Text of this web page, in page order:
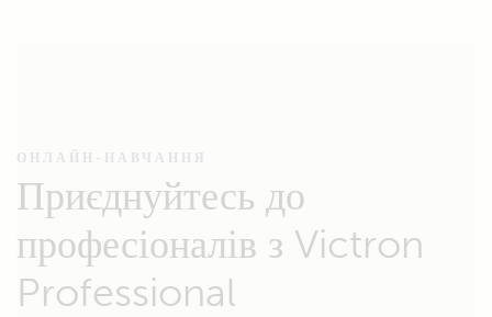
ОНЛАЙН-НАВЧАННЯ
Приєднуйтесь до
професіоналів з Victron
Professional